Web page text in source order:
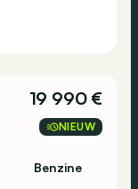
19 990 €
NIEUW
Benzine